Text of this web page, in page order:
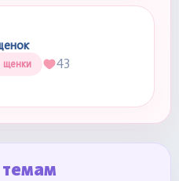
щенки 43